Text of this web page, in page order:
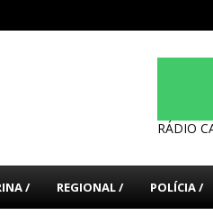
RÁDIO
/ REGIONAL / POLÍCIA /